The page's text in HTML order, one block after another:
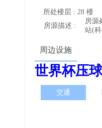
所处楼层 : 28 楼
房源描述 :
房源
站(
周边设施